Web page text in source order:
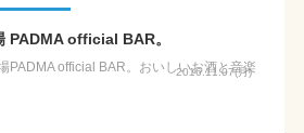
PADMA official BAR。
PADMA official BAR。おいしいお酒と音楽
2016.11.07(月)